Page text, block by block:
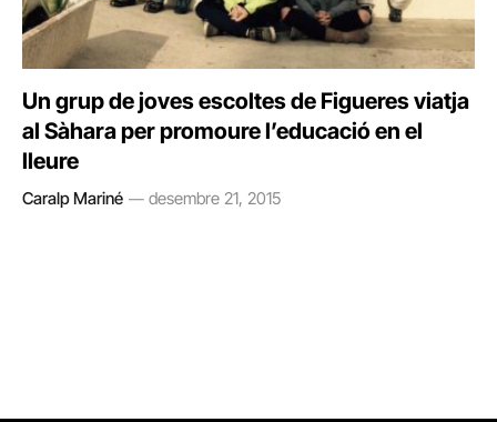
Un grup de joves escoltes de Figueres viatja
al Sàhara per promoure l’educació en el
lleure
Caralp Mariné desembre 21, 2015